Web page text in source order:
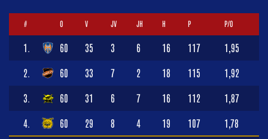
# O V JV JH H P P/O
1. 60 35 3 6 16 117 1,95
2. 60 33 7 2 18 115 1,92
3. 60 31 6 7 16 112 1,87
4. 60 29 8 4 19 107 1,78